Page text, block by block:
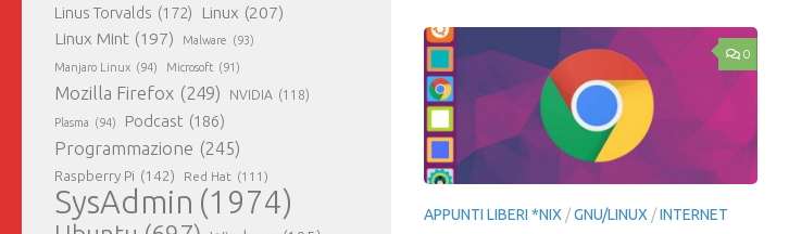
0
APPUNTI LIBERI *NIX /GNU/LINUX /INTERNET
Linus Torvalds (172) Linux (207)
Linux Mint (197) Malware (93)
Manjaro Linux (94) Microsoft (91)
Mozilla Firefox (249) NVIDIA (118)
Plasma (94) Podcast (186)
Programmazione (245)
Raspberry Pi (142) Red Hat (111)
SysAdmin (1974)